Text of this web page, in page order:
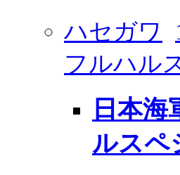
ハセガワ
フルハル
日本海
ルスペ